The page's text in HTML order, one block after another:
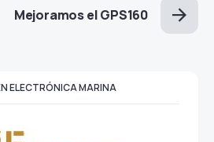
Mejoramos el GPS160
ELECTRÓNICA MARINA